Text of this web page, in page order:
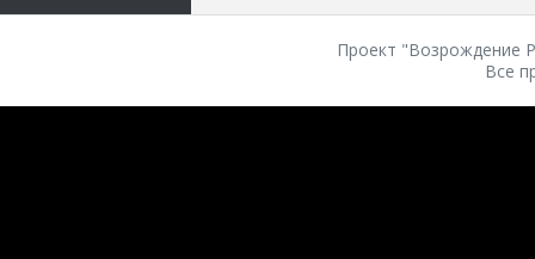
Проект "Возрождение
Все